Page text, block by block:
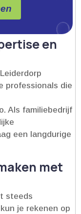
en
professionals die
Als familiebedrijf
een langdurige
met
steeds
je rekenen op